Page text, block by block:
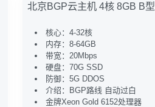
北京BGP云主机 4核 8GB B型
核心：4-32核
内存：8-64GB
带宽：20Mbps
硬盘：70G SSD
防御：5G DDOS
介绍：BGP路线 自动过白
金牌Xeon Gold 6152处理器